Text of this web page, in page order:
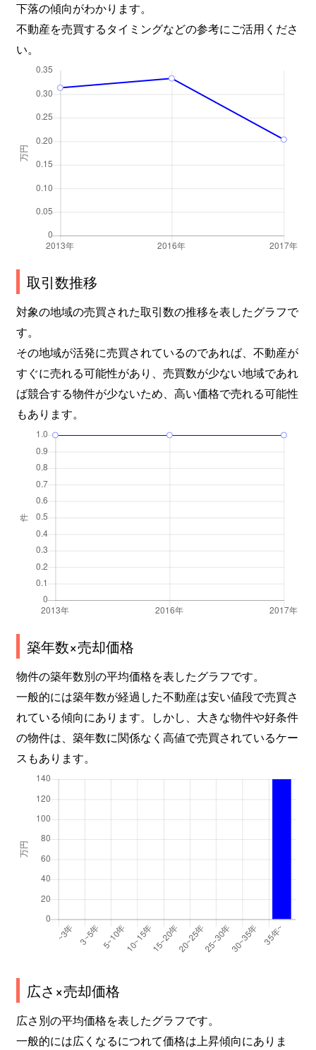
下落の傾向がわかります。
不動産を売買するタイミングなどの参考にご活用くださ
い。
取引数推移
対象の地域の売買された取引数の推移を表したグラフで
す。
その地域が活発に売買されているのであれば、不動産が
すぐに売れる可能性があり、売買数が少ない地域であれ
ば競合する物件が少ないため、高い価格で売れる可能性
もあります。
築年数×売却価格
物件の築年数別の平均価格を表したグラフです。
一般的には築年数が経過した不動産は安い値段で売買さ
れている傾向にあります。しかし、大きな物件や好条件
の物件は、築年数に関係なく高値で売買されているケー
スもあります。
広さ×売却価格
広さ別の平均価格を表したグラフです。
一般的には広くなるにつれて価格は上昇傾向にありま